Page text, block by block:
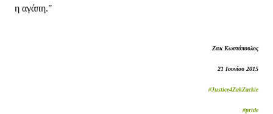
η αγάπη."
Ζακ Κωστόπουλος
21 Ιουνίου 2015
#Justice4ZakZackie
#pride